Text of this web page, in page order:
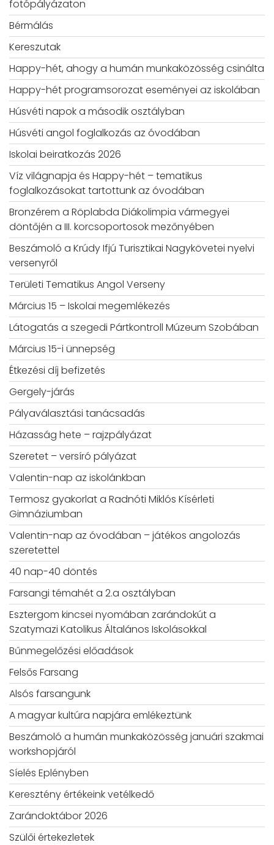
fotópályázaton
Bérmálás
Kereszutak
Happy-hét, ahogy a humán munkaközösség csinálta
Happy-hét programsorozat eseményei az iskolában
Húsvéti napok a második osztályban
Húsvéti angol foglalkozás az óvodában
Iskolai beiratkozás 2026
Víz világnapja és Happy-hét – tematikus
foglalkozásokat tartottunk az óvodában
Bronzérem a Röplabda Diákolimpia vármegyei
döntőjén a III. korcsoportosok mezőnyében
Beszámoló a Krúdy Ifjú Turisztikai Nagykövetei nyelvi
versenyről
Területi Tematikus Angol Verseny
Március 15 – Iskolai megemlékezés
Látogatás a szegedi Pártkontroll Múzeum Szobában
Március 15-i ünnepség
Étkezési díj befizetés
Gergely-járás
Pályaválasztási tanácsadás
Házasság hete – rajzpályázat
Szeretet – versíró pályázat
Valentin-nap az iskolánkban
Termosz gyakorlat a Radnóti Miklós Kísérleti
Gimnáziumban
Valentin-nap az óvodában – játékos angolozás
szeretettel
40 nap-40 döntés
Farsangi témahét a 2.a osztályban
Esztergom kincsei nyomában zarándokút a
Szatymazi Katolikus Általános Iskolásokkal
Bűnmegelőzési előadások
Felsős Farsang
Alsós farsangunk
A magyar kultúra napjára emlékeztünk
Beszámoló a humán munkaközösség januári szakmai
workshopjáról
Síelés Eplényben
Keresztény értékeink vetélkedő
Zarándoktábor 2026
Szülői értekezletek